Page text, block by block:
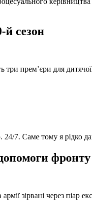
й сезон
прем’єри для
24/7. Саме тому я рідко
фронту
зірвані через піар